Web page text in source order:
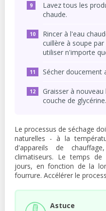
Lavez tous les
chaude.
Rincer à l'eau
cuillère à soupe
utiliser n'importe
Sécher doucement
Graisser à
couche de
Le processus de séchage
naturelles - à la
d'appareils de
climatiseurs. Le temps
jours, en fonction de la
fourrure. Accélérer le
Astuce